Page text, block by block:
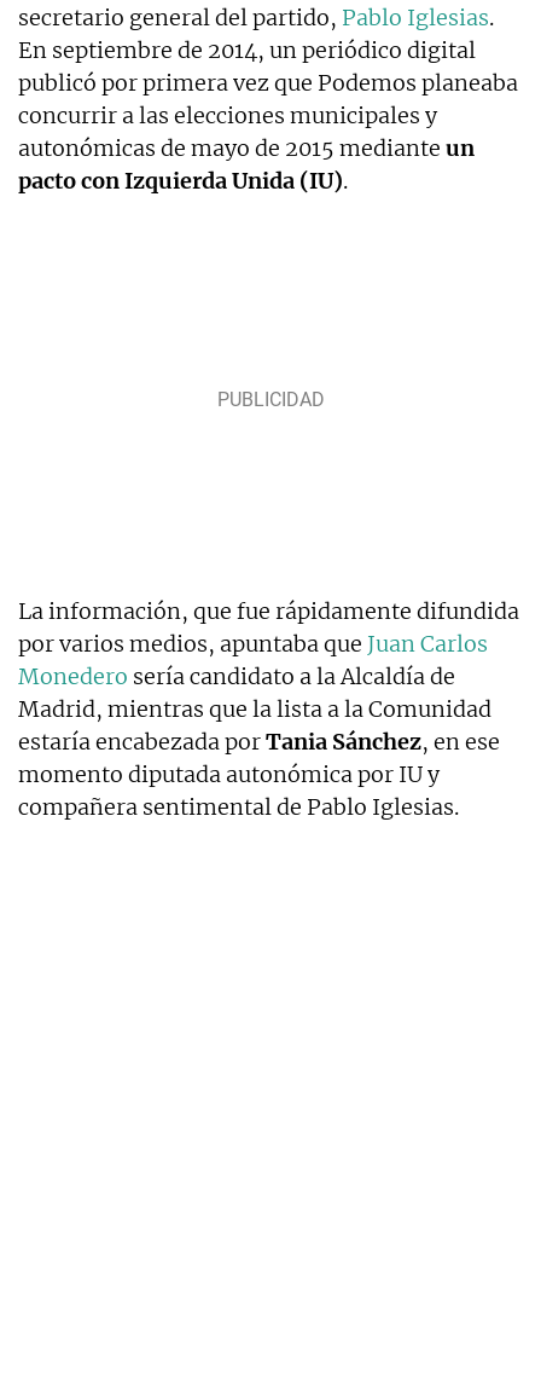
secretario general del partido, Pablo Iglesias.
En septiembre de 2014, un periódico digital
publicó por primera vez que Podemos planeaba
concurrir a las elecciones municipales y
autonómicas de mayo de 2015 mediante un
pacto con Izquierda Unida (IU).
La información, que fue rápidamente difundida
por varios medios, apuntaba que Juan Carlos
Monedero sería candidato a la Alcaldía de
Madrid, mientras que la lista a la Comunidad
estaría encabezada porTania Sánchez, en ese
momento diputada autonómica por IU y
compañera sentimental de Pablo Iglesias.